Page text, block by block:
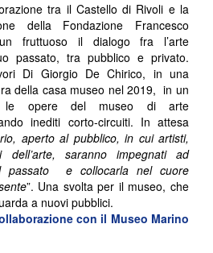
tra il Castello di Rivoli e la
della Fondazione Francesco
fruttuoso il dialogo fra l’arte
passato, tra pubblico e privato.
Di Giorgio De Chirico, in una
della casa museo nel 2019, in un
le opere del museo di arte
inediti corto-circuiti. In attesa
aperto al pubblico, in cui artisti,
dell’arte, saranno impegnati ad
passato e collocarla nel cuore
”. Una svolta per il museo, che
a nuovi pubblici.
con il Museo Marino